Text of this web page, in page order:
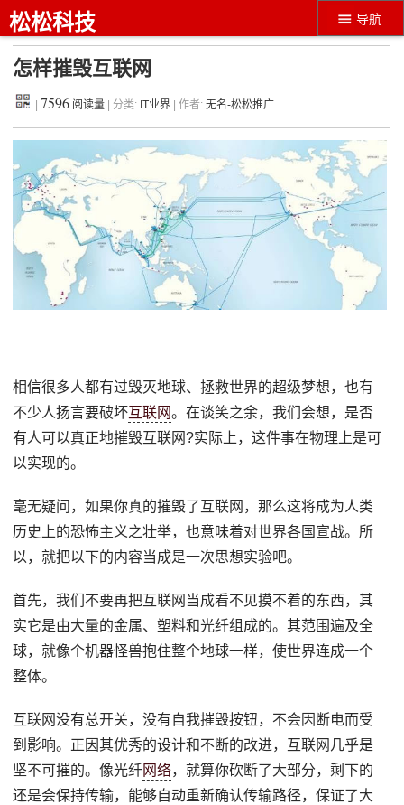
导航
松松科技
怎样摧毁互联网
|7596 阅读量 | 分类: IT业界 | 作者:无名-松松推广
相信很多人都有过毁灭地球、拯救世界的超级梦想，也有
不少人扬言要破坏互联网。在谈笑之余，我们会想，是否
有人可以真正地摧毁互联网?实际上，这件事在物理上是可
以实现的。
毫无疑问，如果你真的摧毁了互联网，那么这将成为人类
历史上的恐怖主义之壮举，也意味着对世界各国宣战。所
以，就把以下的内容当成是一次思想实验吧。
首先，我们不要再把互联网当成看不见摸不着的东西，其
实它是由大量的金属、塑料和光纤组成的。其范围遍及全
球，就像个机器怪兽抱住整个地球一样，使世界连成一个
整体。
互联网没有总开关，没有自我摧毁按钮，不会因断电而受
到影响。正因其优秀的设计和不断的改进，互联网几乎是
坚不可摧的。像光纤网络，就算你砍断了大部分，剩下的
还是会保持传输，能够自动重新确认传输路径，保证了大